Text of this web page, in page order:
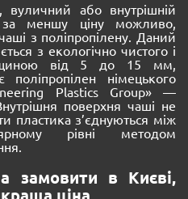
вуличний або внутрішній
за меншу ціну можливо,
з поліпропілену. Даний
з екологічно чистого і
від 5 до 15 мм,
німецького
Plastics Group» —
поверхня чаші не
пластика з’єднуються між
рівні методом
замовити в Києві,